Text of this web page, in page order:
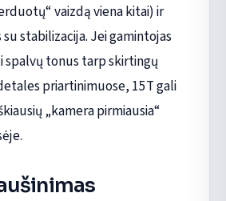
vaizdą viena kitai) ir
stabilizacija. Jei gamintojas
spalvų tonus tarp skirtingų
priartinimuose, 15T gali
„kamera pirmiausia“